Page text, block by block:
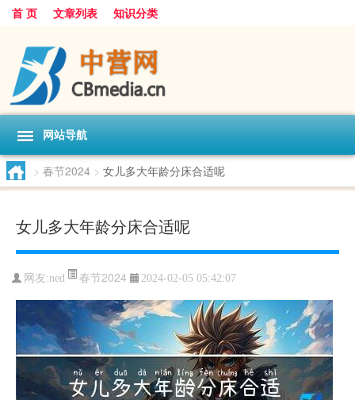
首 页 文章列表 知识分类
网站导航
> 春节2024 > 女儿多大年龄分床合适呢
女儿多大年龄分床合适呢
网友:ned 春节2024 2024-02-05 05:42:07